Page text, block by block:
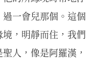
一會兒那個。這個
，明靜而住，我們
人，像是阿羅漢，